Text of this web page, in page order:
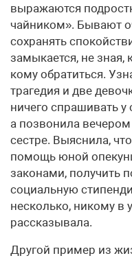
выражаются
чайником». Бывают
сохранять
замыкается, не зная,
кому обратиться.
трагедия и две
ничего спрашивать у
а позвонила
сестре. Выяснила,
помощь юной
законами, получить
социальную
несколько, никому в
рассказывала.
Другой пример из